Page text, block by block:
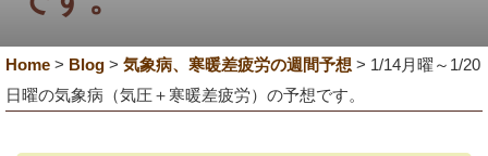
Home > Blog > 気象病、寒暖差疲労の週間予想 > 1/14月曜～1/20
日曜の気象病（気圧＋寒暖差疲労）の予想です。